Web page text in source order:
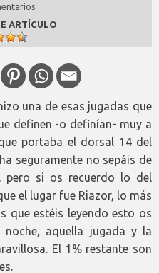
ARTÍCULO
una de esas jugadas que
definen -o definían- muy a
portaba el dorsal 14 del
seguramente no sepáis de
si os recuerdo lo del
el lugar fue Riazor, lo más
que estéis leyendo esto os
aquella jugada y la
El 1% restante son